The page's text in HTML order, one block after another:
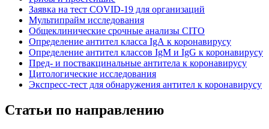
Заявка на тест COVID-19 для организаций
Мультипрайм исследования
Общеклинические срочные анализы CITO
Определение антител класса IgА к коронавирусу
Определение антител классов IgM и IgG к коронавирусу
Пред- и поствакцинальные антитела к коронавирусу
Цитологические исследования
Экспресс-тест для обнаружения антител к коронавирусу
Статьи по направлению